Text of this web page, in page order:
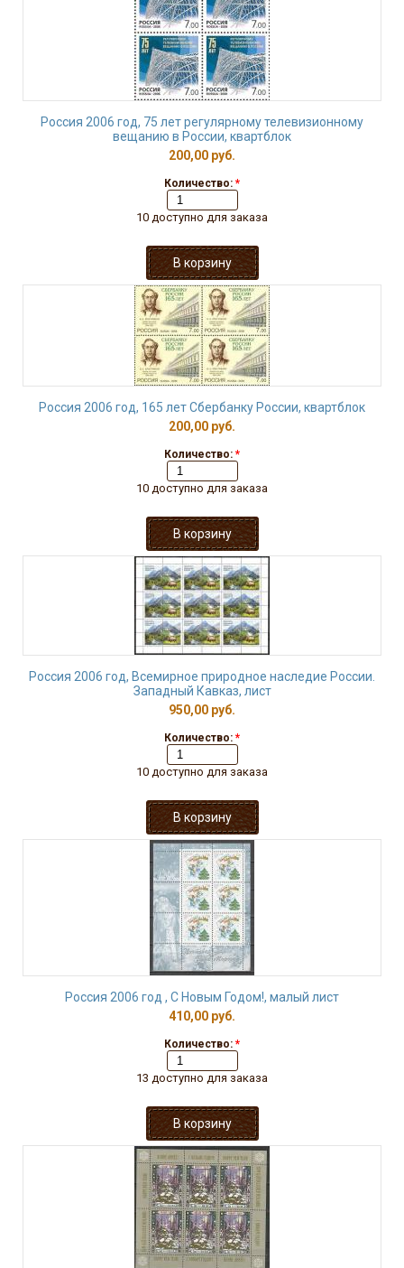
Россия 2006 год, 75 лет регулярному телевизионному
вещанию в России, квартблок
200,00 руб.
Количество: *
10 доступно для заказа
Россия 2006 год, 165 лет Сбербанку России, квартблок
200,00 руб.
Количество: *
10 доступно для заказа
Россия 2006 год, Всемирное природное наследие России.
Западный Кавказ, лист
950,00 руб.
Количество: *
10 доступно для заказа
Россия 2006 год , С Новым Годом!, малый лист
410,00 руб.
Количество: *
13 доступно для заказа